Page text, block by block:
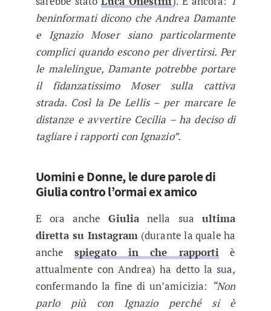
beninformati dicono che Andrea Damante
e Ignazio Moser siano particolarmente
complici quando escono per divertirsi. Per
le malelingue, Damante potrebbe portare
il fidanzatissimo Moser sulla cattiva
strada. Così la De Lellis – per marcare le
distanze e avvertire Cecilia – ha deciso di
tagliare i rapporti con Ignazio”.
Uomini e Donne, le dure parole di
Giulia contro l’ormai ex amico
E ora ancheGiulianella sua ultima
diretta su Instagram (durante la quale ha
anchespiegato in che rapporti è
attualmente con Andrea) ha detto la sua,
confermando la fine di un’amicizia: “Non
parlo più con Ignazio perché si è